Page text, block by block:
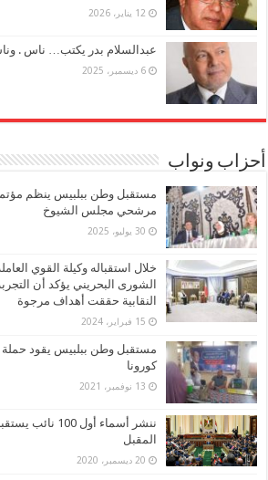
12 يناير، 2026
عبدالسلام بدر يكتب… ناس .
6 ديسمبر، 2025
أحزاب ونواب
مستقبل وطن ببلبيس ينظم
مرشحي مجلس الشيوخ
30 يوليو، 2025
خلال استقباله وكيلة القوي
الشورى البحريني يؤكد أن
النقابية حققت أهداف مرجوة
15 فبراير، 2024
مستقبل وطن ببلبيس يقود حملة
كورونا
13 نوفمبر، 2021
ننشر أسماء أول 100
المقبل
20 ديسمبر، 2020